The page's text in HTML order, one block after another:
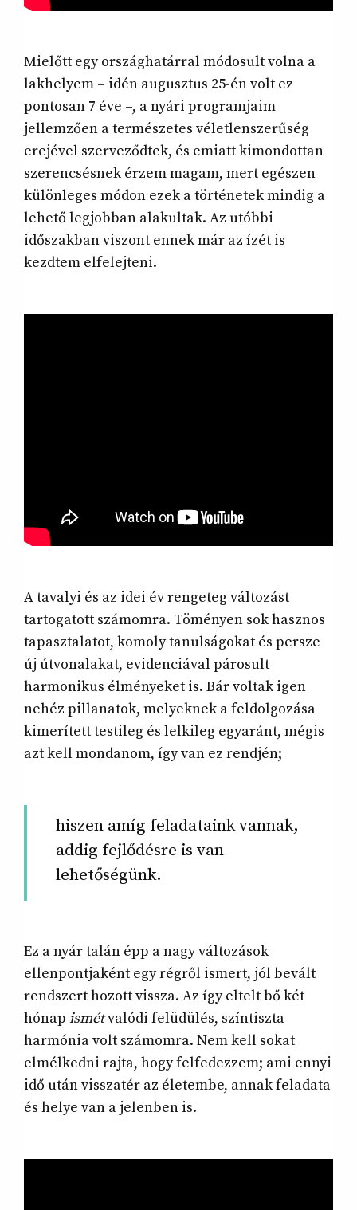
Mielőtt egy országhatárral módosult volna a
lakhelyem – idén augusztus 25-én volt ez
pontosan 7 éve –, a nyári programjaim
jellemzően a természetes véletlenszerűség
erejével szerveződtek, és emiatt kimondottan
szerencsésnek érzem magam, mert egészen
különleges módon ezek a történetek mindig a
lehető legjobban alakultak. Az utóbbi
időszakban viszont ennek már az ízét is
kezdtem elfelejteni.
A tavalyi és az idei év rengeteg változást
tartogatott számomra. Töményen sok hasznos
tapasztalatot, komoly tanulságokat és persze
új útvonalakat, evidenciával párosult
harmonikus élményeket is. Bár voltak igen
nehéz pillanatok, melyeknek a feldolgozása
kimerített testileg és lelkileg egyaránt, mégis
azt kell mondanom, így van ez rendjén;
hiszen amíg feladataink vannak,
addig fejlődésre is van
lehetőségünk.
Ez a nyár talán épp a nagy változások
ellenpontjaként egy régről ismert, jól bevált
rendszert hozott vissza. Az így eltelt bő két
hónap ismétvalódi felüdülés, színtiszta
harmónia volt számomra. Nem kell sokat
elmélkedni rajta, hogy felfedezzem; ami ennyi
idő után visszatér az életembe, annak feladata
és helye van a jelenben is.